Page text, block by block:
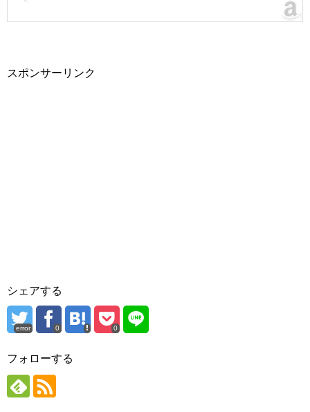
スポンサーリンク
シェアする
error 0 0
フォローする